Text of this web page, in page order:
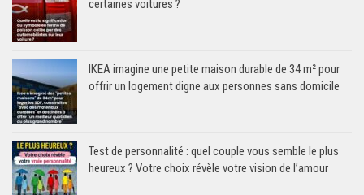
certaines voitures ?
IKEA imagine une petite maison durable de 34 m² pour
offrir un logement digne aux personnes sans domicile
Test de personnalité : quel couple vous semble le plus
heureux ? Votre choix révèle votre vision de l’amour